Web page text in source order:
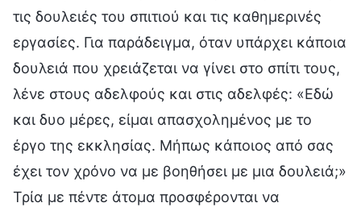
τις δουλειές του σπιτιού και τις καθημερινές
εργασίες. Για παράδειγμα, όταν υπάρχει κάποια
δουλειά που χρειάζεται να γίνει στο σπίτι τους,
λένε στους αδελφούς και στις αδελφές: «Εδώ
και δυο μέρες, είμαι απασχολημένος με το
έργο της εκκλησίας. Μήπως κάποιος από σας
έχει τον χρόνο να με βοηθήσει με μια δουλειά;»
Τρία με πέντε άτομα προσφέρονται να